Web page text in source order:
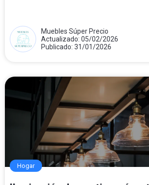
Muebles Súper Precio
Actualizado: 05/02/2026
Publicado: 31/01/2026
Hogar